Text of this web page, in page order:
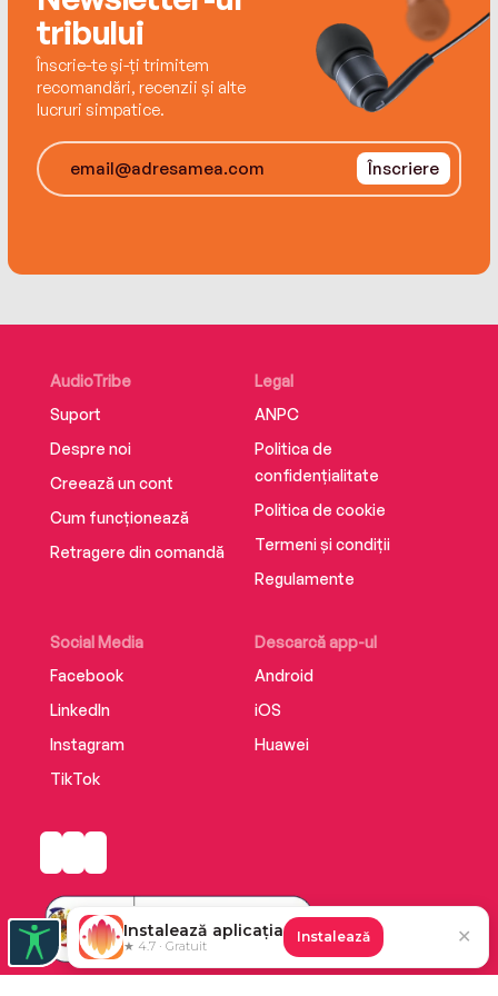
tribului
Înscrie-te și-ți trimitem
recomandări, recenzii și alte
lucruri simpatice.
Înscriere
AudioTribe
Suport
Despre noi
Creează un cont
Cum funcționează
Retragere din comandă
Social Media
Facebook
LinkedIn
Instagram
TikTok
Descarcă app-ul
Android
iOS
Huawei
Legal
ANPC
Politica de
confidențialitate
Politica de cookie
Termeni și condiții
Regulamente
Instalează aplicația
★ 4.7 · Gratuit
Instalează ✕